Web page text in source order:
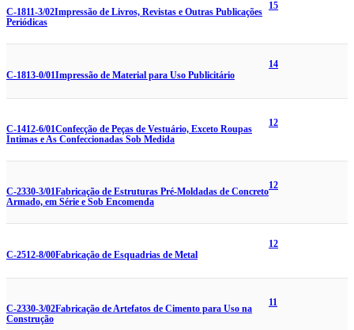
C-1811-3/02Impressão de Livros, Revistas e Outras Publicações
Periódicas
15
C-1813-0/01Impressão de Material para Uso Publicitário
14
C-1412-6/01Confecção de Peças de Vestuário, Exceto Roupas
Íntimas e As Confeccionadas Sob Medida
12
C-2330-3/01Fabricação de Estruturas Pré-Moldadas de Concreto
Armado, em Série e Sob Encomenda
12
C-2512-8/00Fabricação de Esquadrias de Metal
12
C-2330-3/02Fabricação de Artefatos de Cimento para Uso na
Construção
11